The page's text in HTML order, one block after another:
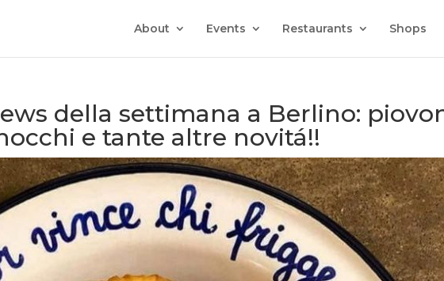
About Events Restaurants Shops
della settimana a Berlino:
e tante altre novitá!!